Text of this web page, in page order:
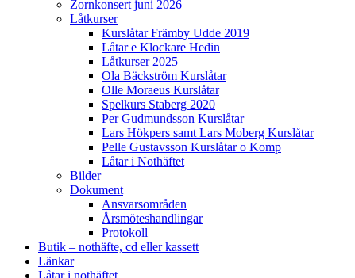
Zornkonsert juni 2026
Låtkurser
Kurslåtar Främby Udde 2019
Låtar e Klockare Hedin
Låtkurser 2025
Ola Bäckström Kurslåtar
Olle Moraeus Kurslåtar
Spelkurs Staberg 2020
Per Gudmundsson Kurslåtar
Lars Hökpers samt Lars Moberg Kurslåtar
Pelle Gustavsson Kurslåtar o Komp
Låtar i Nothäftet
Bilder
Dokument
Ansvarsområden
Årsmöteshandlingar
Protokoll
Butik – nothäfte, cd eller kassett
Länkar
Låtar i nothäftet